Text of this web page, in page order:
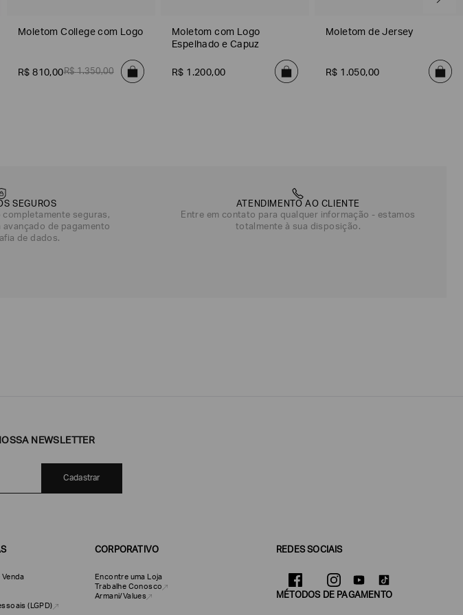
Moletom College com Logo
R$ 810,00R$ 1.350,00
Moletom com Logo
Espelhado e Capuz
R$ 1 .200,00
Moletom de Jersey
R$ 1 .050,00
SEGUROS
completamente seguras,
de pagamento
de dados.
ATENDIMENTO AO CLIENTE
Entre em contato para qualquer informação - estamos
totalmente à sua disposição.
NEWSLETTER
Cadastrar
Venda
(LGPD)
CORPORATIVO
Encontre uma Loja
Trabalhe Conosco
Armani/Values
REDES SOCIAIS
MÉTODOS DE PAGAMENTO
Armani